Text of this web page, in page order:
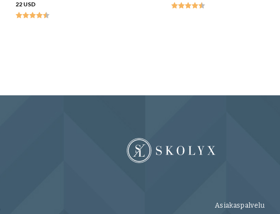
22 USD
Asiakaspalvelu